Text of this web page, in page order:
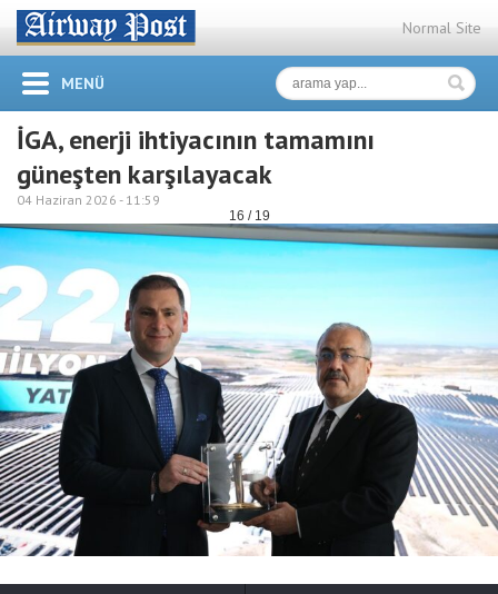
Normal Site
MENÜ
İGA, enerji ihtiyacının tamamını
güneşten karşılayacak
04 Haziran 2026 - 11:59
16 / 19